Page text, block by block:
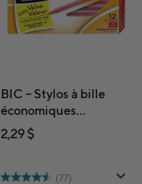
BIC – Stylos à bille
économiques
RoundStic – 1,0 mm –
rouge – paquet de 12
2,29 $
(77)